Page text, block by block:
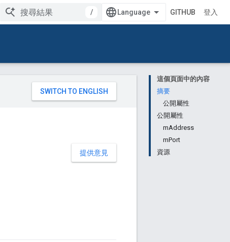
/ GITHUB 登入
這個頁面中的內容
摘要
公開屬性
公開屬性
mAddress
mPort
資源
提供意見